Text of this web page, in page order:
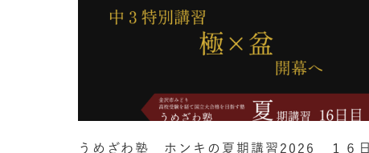
うめざわ塾 ホンキの夏期講習2026 １６日